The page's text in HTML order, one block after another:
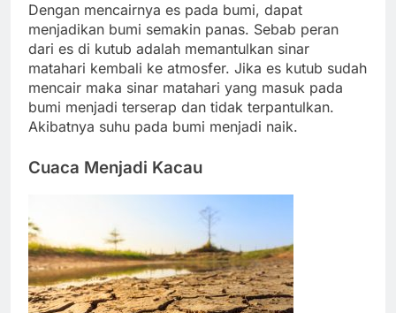
Dengan mencairnya es pada bumi, dapat
menjadikan bumi semakin panas. Sebab peran
dari es di kutub adalah memantulkan sinar
matahari kembali ke atmosfer. Jika es kutub sudah
mencair maka sinar matahari yang masuk pada
bumi menjadi terserap dan tidak terpantulkan.
Akibatnya suhu pada bumi menjadi naik.
Cuaca Menjadi Kacau